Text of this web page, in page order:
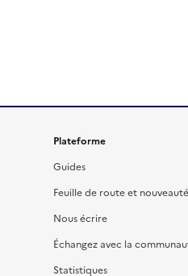
Plateforme
Guides
Feuille de route et
Nous écrire
Échangez avec la
Statistiques